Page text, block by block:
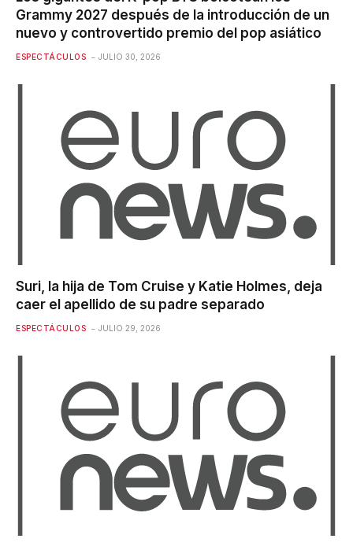
Grammy 2027 después de la introducción de un
nuevo y controvertido premio del pop asiático
ESPECTÁCULOS JULIO 30, 2026
Suri, la hija de Tom Cruise y Katie Holmes, deja
caer el apellido de su padre separado
ESPECTÁCULOS JULIO 29, 2026